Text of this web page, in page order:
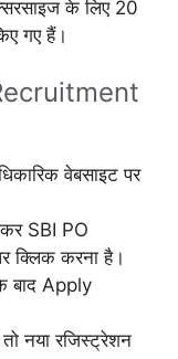
के लिए 20
गए हैं।
वेबसाइट पर
SBI PO
क्लिक करना है।
बाद Apply
नया रजिस्ट्रेशन